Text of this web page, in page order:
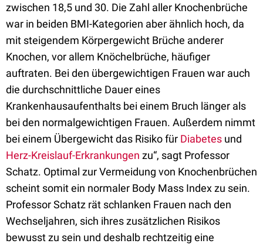
zwischen 18,5 und 30. Die Zahl aller Knochenbrüche
war in beiden BMI-Kategorien aber ähnlich hoch, da
mit steigendem Körpergewicht Brüche anderer
Knochen, vor allem Knöchelbrüche, häufiger
auftraten. Bei den übergewichtigen Frauen war auch
die durchschnittliche Dauer eines
Krankenhausaufenthalts bei einem Bruch länger als
bei den normalgewichtigen Frauen. Außerdem nimmt
bei einem Übergewicht das Risiko für Diabetes und
Herz-Kreislauf-Erkrankungen zu“, sagt Professor
Schatz. Optimal zur Vermeidung von Knochenbrüchen
scheint somit ein normaler Body Mass Index zu sein.
Professor Schatz rät schlanken Frauen nach den
Wechseljahren, sich ihres zusätzlichen Risikos
bewusst zu sein und deshalb rechtzeitig eine